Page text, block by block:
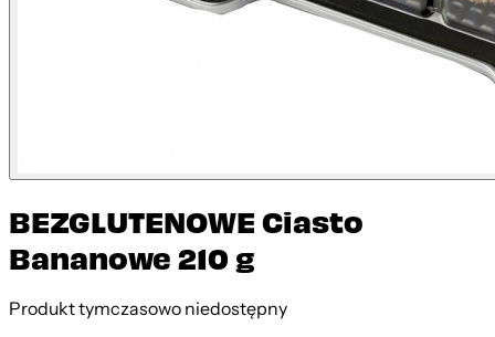
BEZGLUTENOWE Ciasto
Bananowe 210 g
Produkt tymczasowo niedostępny